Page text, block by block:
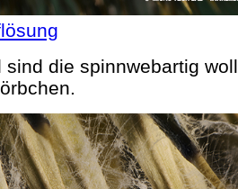
sind die spinnwebartig